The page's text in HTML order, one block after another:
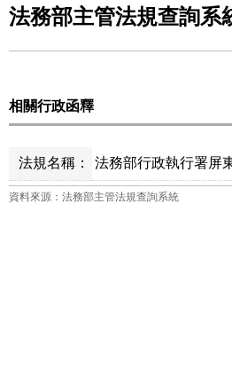
法務部主管法規查詢系
相關行政函釋
法規名稱： 法務部行政執行署屏
資料來源：法務部主管法規查詢系統